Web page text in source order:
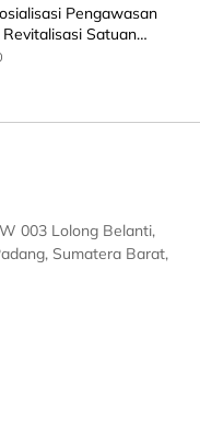
Pengawasan
Satuan
003 Lolong Belanti,
Sumatera Barat,